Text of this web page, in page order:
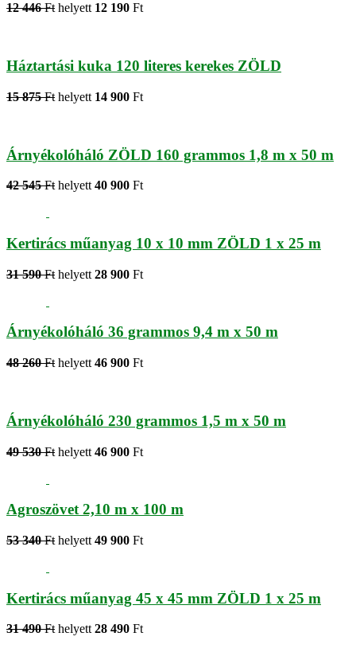
12 446 Fthelyett 12 190 Ft
Háztartási kuka 120 literes kerekes ZÖLD
15 875 Ft helyett 14 900 Ft
Árnyékolóháló ZÖLD 160 grammos 1,8 m x 50 m
42 545 Ft helyett 40 900 Ft
Kertirács műanyag 10 x 10 mm ZÖLD 1 x 25 m
31 590 Ft helyett 28 900 Ft
Árnyékolóháló 36 grammos 9,4 m x 50 m
48 260 Ft helyett 46 900 Ft
Árnyékolóháló 230 grammos 1,5 m x 50 m
49 530 Ft helyett 46 900 Ft
Agroszövet 2,10 m x 100 m
53 340 Ft helyett 49 900 Ft
Kertirács műanyag 45 x 45 mm ZÖLD 1 x 25 m
31 490 Fthelyett28 490 Ft